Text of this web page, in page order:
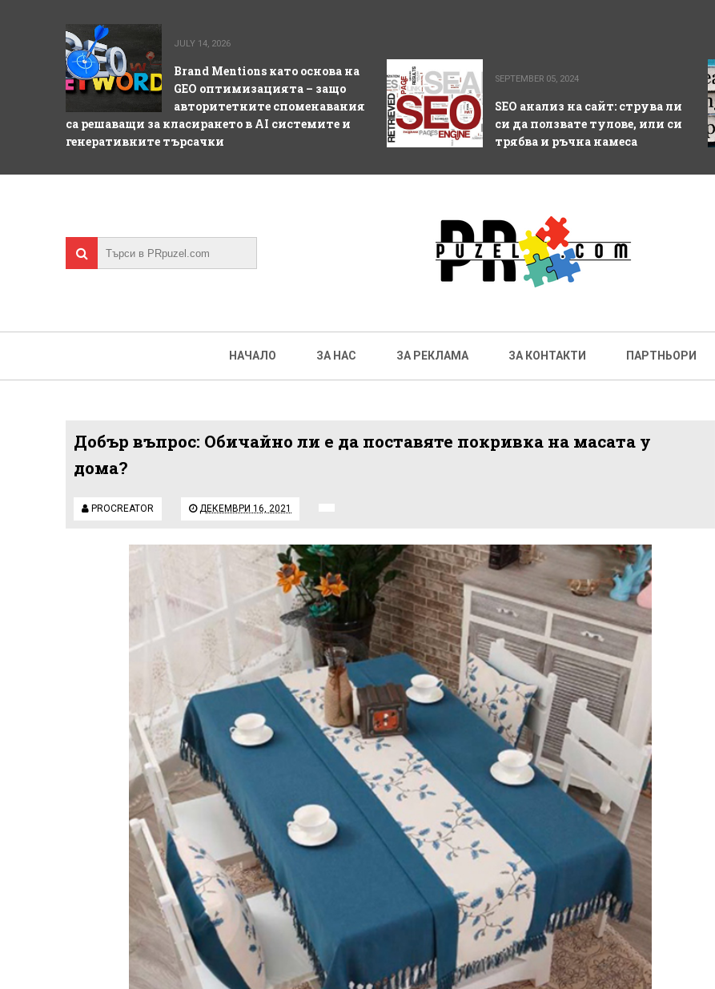
JULY 14, 2026
Brand Mentions като основа на
GEO оптимизацията – защо
авторитетните споменавания
са решаващи за класирането в AI системите и
генеративните търсачки
SEPTEMBER 05, 2024
SEO анализ на сайт: струва ли
си да ползвате тулове, или си
трябва и ръчна намеса
НАЧАЛО ЗА НАС ЗА РЕКЛАМА ЗА КОНТАКТИ ПАРТНЬОРИ
Добър въпрос: Обичайно ли е да поставяте покривка на масата у
дома?
PROCREATOR ДЕКЕМВРИ 16, 2021